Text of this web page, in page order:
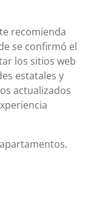
recomienda
se confirmó el
los sitios web
estatales y
actualizados